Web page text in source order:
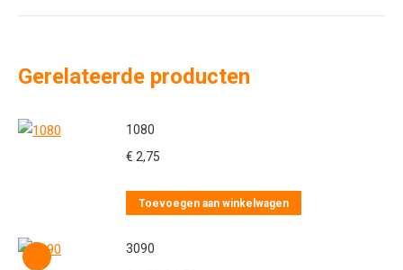
Gerelateerde producten
1080
€ 2,75
Toevoegen aan winkelwagen
3090